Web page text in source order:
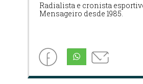
Radialista e cronista
Mensageiro desde 1985.